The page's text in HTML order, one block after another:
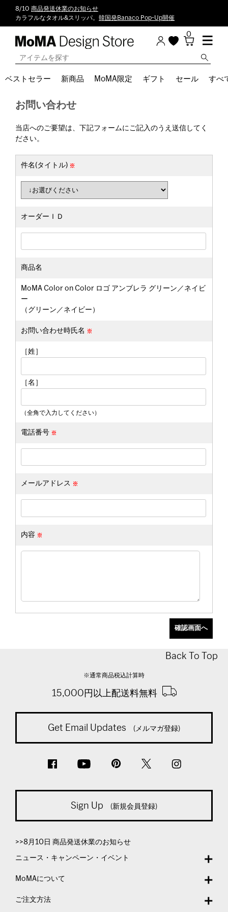
8/10 商品発送休業のお知らせ
カラフルなタオル&スリッパ。 韓国発Banaco Pop-Up開催
0
ベストセラー 新商品 MoMA限定 ギフト セール すべ
お問い合わせ
当店へのご要望は、下記フォームにご記入のうえ送信してく
ださい。
件名(タイトル)
オーダーＩＤ
商品名
MoMA Color on Color ロゴ アンブレラ グリーン／ネイビ
ー
（グリーン／ネイビー）
お問い合わせ時氏名
［姓］
［名］
（全角で入力してください）
電話番号
メールアドレス
内容
Back To Top
※通常商品税込計算時
15,000円以上配送料無料
Get Email Updates (メルマガ登録)
Sign Up (新規会員登録)
>>8月10日 商品発送休業のお知らせ
ニュース・キャンペーン・イベント
MoMAについて
ご注文方法